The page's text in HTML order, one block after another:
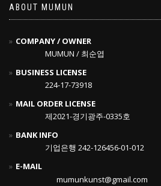
ABOUT MUMUN
COMPANY / OWNER
MUMUN / 최순엽
BUSINESS LICENSE
224-17-73918
MAIL ORDER LICENSE
제2021-경기광주-0335호
BANK INFO
기업은행 242-126456-01-012
E-MAIL
mumunkunst@gmail.com